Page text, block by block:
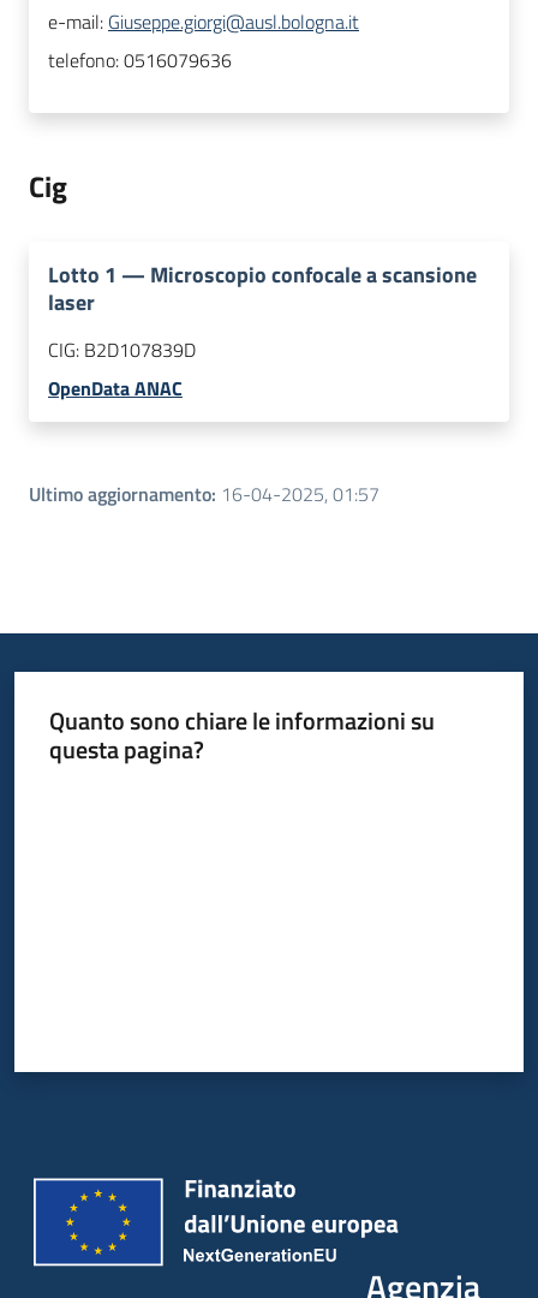
e-mail: Giuseppe.giorgi@ausl.bologna.it
telefono:0516079636
Cig
Lotto 1 — Microscopio confocale a scansione
laser
CIG: B2D107839D
OpenData ANAC
Ultimo aggiornamento: 16-04-2025, 01:57
Quanto sono chiare le informazioni su
questa pagina?
Agenzia